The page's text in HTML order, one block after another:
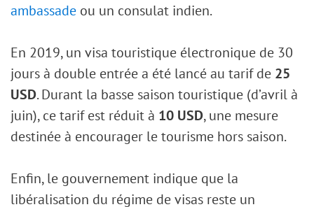
ambassade ou un consulat indien.
En 2019, un visa touristique électronique de 30
jours à double entrée a été lancé au tarif de 25
USD. Durant la basse saison touristique (d’avril à
juin), ce tarif est réduit à 10 USD, une mesure
destinée à encourager le tourisme hors saison.
Enfin, le gouvernement indique que la
libéralisation du régime de visas reste un